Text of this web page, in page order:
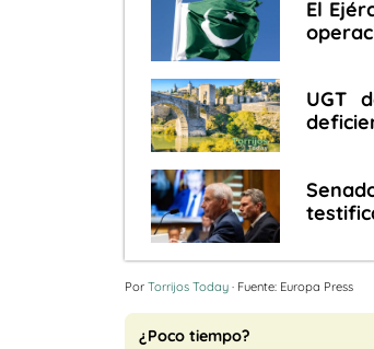
El
UGT
Por Torrijos Today · Fuente: Europa Press
¿Poco tiempo?